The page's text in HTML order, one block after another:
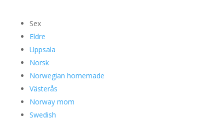
Sex
Eldre
Uppsala
Norsk
Norwegian homemade
Västerås
Norway mom
Swedish